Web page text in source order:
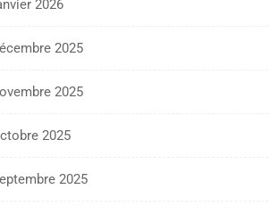
2026
2025
2025
2025
2025